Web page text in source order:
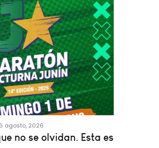
6 agosto, 2026
no se olvidan. Esta es